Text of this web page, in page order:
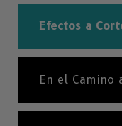
Efectos a
En el Camino